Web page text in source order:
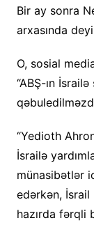
Bir ay sonra
arxasında
O, sosial
“ABŞ-ın
“Yedioth
İsrailə
münasibətlər
edərkən,
hazırda fərqli